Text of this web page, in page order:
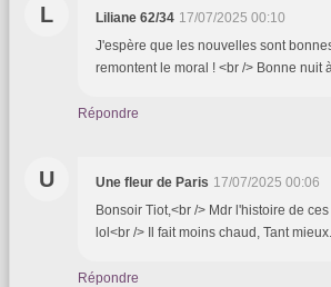
L Liliane 62/34 17/07/2025 00:10
J'espère que les nouvelles sont
remontent le moral ! <br /> Bonne nuit
Répondre
U Une fleur de Paris 17/07/2025 00:06
Bonsoir Tiot,<br /> Mdr l'histoire de
lol<br /> Il fait moins chaud, Tant
Répondre